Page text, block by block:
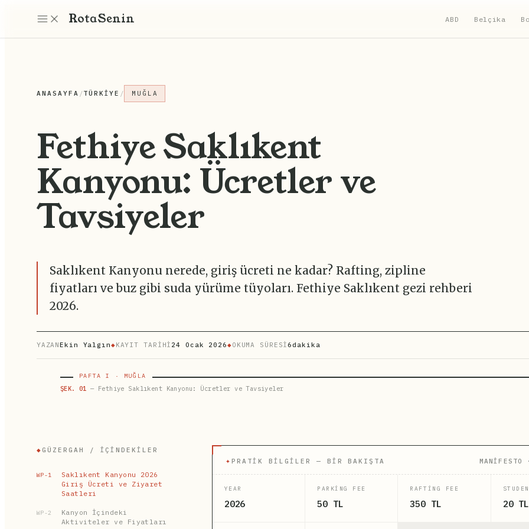
RotaSenin ABD Belçika
ANASAYFA /TÜRKIYE / MUĞLA
Fethiye Saklıkent
Kanyonu: Ücretler ve
Tavsiyeler
Saklıkent Kanyonu nerede, giriş ücreti ne kadar? Rafting, zipline
fiyatları ve buz gibi suda yürüme tüyoları. Fethiye Saklıkent gezi rehberi
2026.
YAZANEkin Yalgın◆KAYIT TARİHİ 24 Ocak 2026◆OKUMA SÜRESİ6dakika
PAFTA I · MUĞLA
ŞEK. 01 — Fethiye Saklıkent Kanyonu: Ücretler ve Tavsiyeler
◆ GÜZERGAH / İÇINDEKILER
WP-1
Saklıkent Kanyonu 2026
Giriş Ücreti ve Ziyaret
Saatleri
WP-2
Kanyon İçindeki
Aktiviteler ve Fiyatları
✦ PRATIK BILGILER — BIR BAKIŞTA
YEAR
2026
PARKING FEE
50 TL
RAFTING FEE
350 TL 20 TL